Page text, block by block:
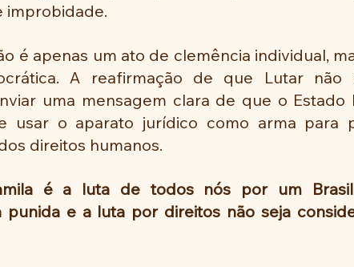
improbidade.
é apenas um ato de clemência individual,
A reafirmação de que Lutar não
uma mensagem clara de que o Estado
usar o aparato jurídico como arma para
direitos humanos.
é a luta de todos nós por um
punida e a luta por direitos não seja